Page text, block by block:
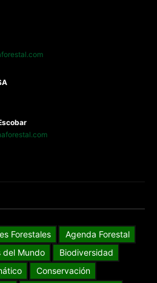
Forestales
Agenda Forestal
del Mundo
Biodiversidad
Conservación